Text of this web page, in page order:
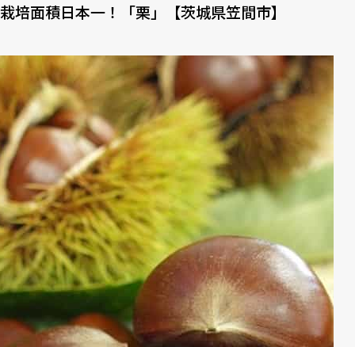
栽培面積日本一！「栗」【茨城県笠間市】